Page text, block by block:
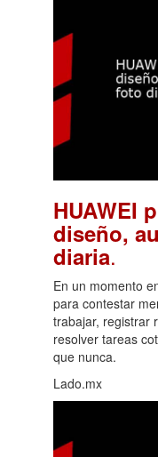
HUAWEI
diseño,
diaria.
En un momento
para contestar
trabajar, registrar
resolver tareas
que nunca.
Lado.mx